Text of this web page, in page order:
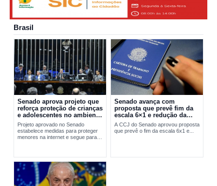
Brasil
Senado aprova projeto que
reforça proteção de crianças
e adolescentes no ambiente
digital
Projeto aprovado no Senado
estabelece medidas para proteger
menores na internet e segue para
Senado avança com
proposta que prevê fim da
escala 6×1 e redução da
jornada de trabalho
A CCJ do Senado aprovou proposta
que prevê o fim da escala 6x1 e...